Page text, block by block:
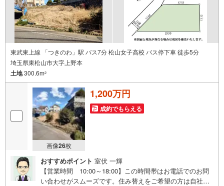
東武東上線 「つきのわ」駅 バス7分 松山女子高校 バス停下車 徒歩5分
埼玉県東松山市大字上野本
土地300.6m2
画像26枚
1,200万円
成約でもらえる
おすすめポイント 室伏 一輝
【営業時間 10:00～18:00】この時間帯はお電話でのお問
い合わせがスムーズです。住み替えをご希望の方は自社買